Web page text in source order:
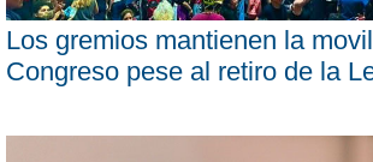
Los gremios mantienen la
Congreso pese al retiro de la